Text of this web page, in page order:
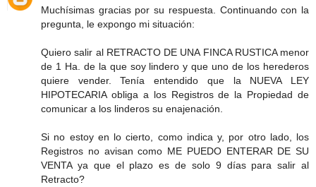
Muchísimas gracias por su respuesta. Continuando con la
pregunta, le expongo mi situación:
Quiero salir al RETRACTO DE UNA FINCA RUSTICA menor
de 1 Ha. de la que soy lindero y que uno de los herederos
quiere vender. Tenía entendido que la NUEVA LEY
HIPOTECARIA obliga a los Registros de la Propiedad de
comunicar a los linderos su enajenación.
Si no estoy en lo cierto, como indica y, por otro lado, los
Registros no avisan como ME PUEDO ENTERAR DE SU
VENTA ya que el plazo es de solo 9 días para salir al
Retracto?